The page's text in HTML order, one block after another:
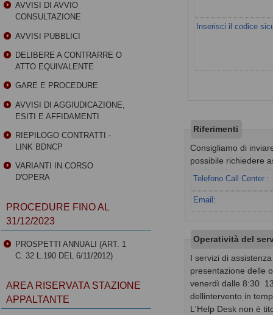
Inserisci il codice
Riferimenti
Consigliamo di
possibile richiedere
Telefono Call Center :
Email:
Operatività del
I servizi di
presentazione delle
venerdì dalle 8:30 
dellintervento in
L'Help Desk non è
AVVISI DI AVVIO
CONSULTAZIONE
AVVISI PUBBLICI
DELIBERE A CONTRARRE O
ATTO EQUIVALENTE
GARE E PROCEDURE
AVVISI DI AGGIUDICAZIONE,
ESITI E AFFIDAMENTI
RIEPILOGO CONTRATTI -
LINK BDNCP
VARIANTI IN CORSO
D'OPERA
PROCEDURE FINO AL
31/12/2023
PROSPETTI ANNUALI (ART. 1
C. 32 L.190 DEL 6/11/2012)
AREA RISERVATA STAZIONE
APPALTANTE